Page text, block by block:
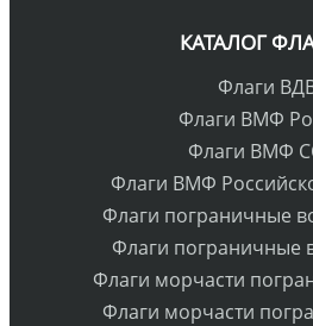
КАТАЛОГ
Флаги
Флаги ВМФ
Флаги ВМФ
Флаги ВМФ
Флаги пограничные
Флаги пограничные
Флаги морчасти
Флаги морчасти